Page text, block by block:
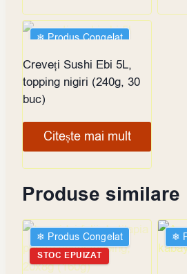
❄︎ Produs Congelat
Creveți Sushi Ebi 5L,
topping nigiri (240g, 30
buc)
Citește mai mult
Produse similare
❄︎ Produs Congelat
STOC EPUIZAT
❄︎